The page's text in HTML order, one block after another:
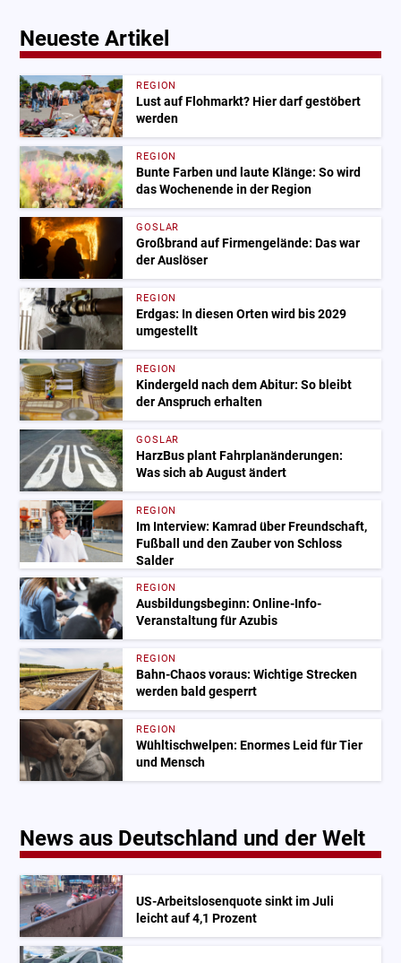
Neueste Artikel
REGION
Lust auf Flohmarkt? Hier darf gestöbert
werden
REGION
Bunte Farben und laute Klänge: So wird
das Wochenende in der Region
GOSLAR
Großbrand auf Firmengelände: Das war
der Auslöser
REGION
Erdgas: In diesen Orten wird bis 2029
umgestellt
REGION
Kindergeld nach dem Abitur: So bleibt
der Anspruch erhalten
GOSLAR
HarzBus plant Fahrplanänderungen:
Was sich ab August ändert
REGION
Im Interview: Kamrad über Freundschaft,
Fußball und den Zauber von Schloss
Salder
REGION
Ausbildungsbeginn: Online-Info-
Veranstaltung für Azubis
REGION
Bahn-Chaos voraus: Wichtige Strecken
werden bald gesperrt
REGION
Wühltischwelpen: Enormes Leid für Tier
und Mensch
News aus Deutschland und der Welt
US-Arbeitslosenquote sinkt im Juli
leicht auf 4,1 Prozent